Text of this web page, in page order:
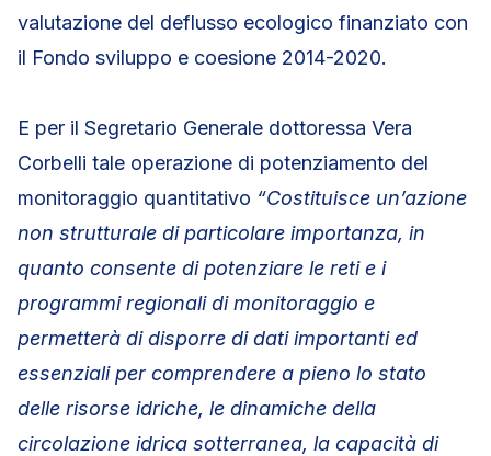
valutazione del deflusso ecologico finanziato con
il Fondo sviluppo e coesione 2014-2020.
E per il Segretario Generale dottoressa Vera
Corbelli tale operazione di potenziamento del
monitoraggio quantitativo “Costituisce un’azione
non strutturale di particolare importanza, in
quanto consente di potenziare le reti e i
programmi regionali di monitoraggio e
permetterà di disporre di dati importanti ed
essenziali per comprendere a pieno lo stato
delle risorse idriche, le dinamiche della
circolazione idrica sotterranea, la capacità di